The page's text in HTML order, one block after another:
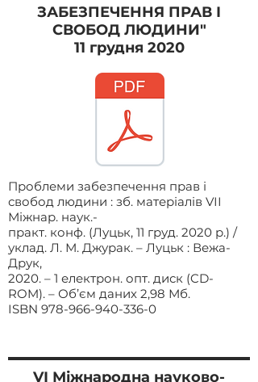
ЗАБЕЗПЕЧЕННЯ ПРАВ І
СВОБОД ЛЮДИНИ"
11 грудня 2020
Проблеми забезпечення прав і
свобод людини : зб. матеріалів VІІ
Міжнар. наук.-
практ. конф. (Луцьк, 11 груд. 2020 р.) /
уклад. Л. М. Джурак. – Луцьк : Вежа-
Друк,
2020. – 1 електрон. опт. диск (CD-
ROM). – Об’єм даних 2,98 Мб.
ISBN 978-966-940-336-0
VІ Міжнародна науково-